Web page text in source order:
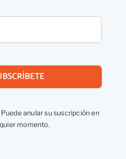
anular su suscripción en
momento.